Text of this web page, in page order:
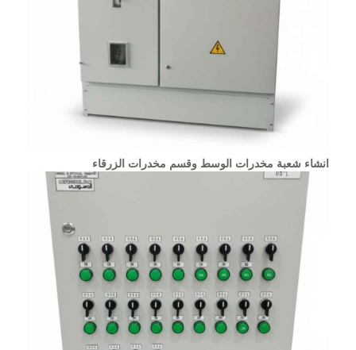
انشاء شعبة مخدرات الوسط وقسم مخدرات الزرقاء